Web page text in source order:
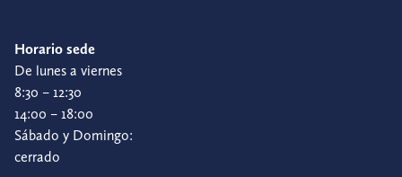
Horario sede
De lunes a viernes
8:30 – 12:30
14:00 – 18:00
Sábado y Domingo:
cerrado